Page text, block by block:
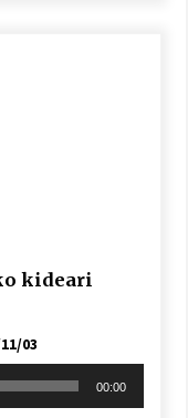
kideari
03
00:00